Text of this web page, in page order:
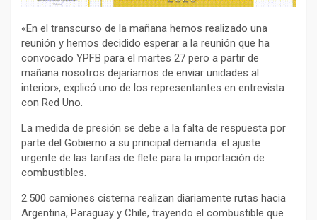
«En el transcurso de la mañana hemos realizado una
reunión y hemos decidido esperar a la reunión que ha
convocado YPFB para el martes 27 pero a partir de
mañana nosotros dejaríamos de enviar unidades al
interior», explicó uno de los representantes en entrevista
con Red Uno.
La medida de presión se debe a la falta de respuesta por
parte del Gobierno a su principal demanda: el ajuste
urgente de las tarifas de flete para la importación de
combustibles.
2.500 camiones cisterna realizan diariamente rutas hacia
Argentina, Paraguay y Chile, trayendo el combustible que